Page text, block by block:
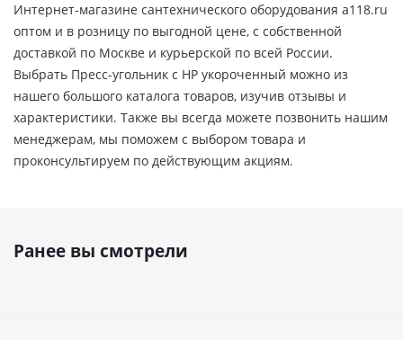
Интернет-магазине сантехнического оборудования a118.ru
оптом и в розницу по выгодной цене, c собственной
доставкой по Москве и курьерской по всей России.
Выбрать Пресс-угольник с НР укороченный можно из
нашего большого каталога товаров, изучив отзывы и
характеристики. Также вы всегда можете позвонить нашим
менеджерам, мы поможем с выбором товара и
проконсультируем по действующим акциям.
Ранее вы смотрели